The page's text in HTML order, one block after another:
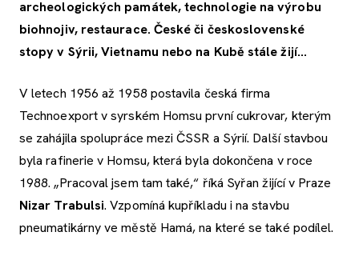
archeologických památek, technologie na výrobu
biohnojiv, restaurace. České či československé
stopy v Sýrii, Vietnamu nebo na Kubě stále žijí...
V letech 1956 až 1958 postavila česká firma
Technoexport v syrském Homsu první cukrovar, kterým
se zahájila spolupráce mezi ČSSR a Sýrií. Další stavbou
byla rafinerie v Homsu, která byla dokončena v roce
1988. „Pracoval jsem tam také,“ říká Syřan žijící v Praze
Nizar Trabulsi. Vzpomíná kupříkladu i na stavbu
pneumatikárny ve městě Hamá, na které se také podílel.